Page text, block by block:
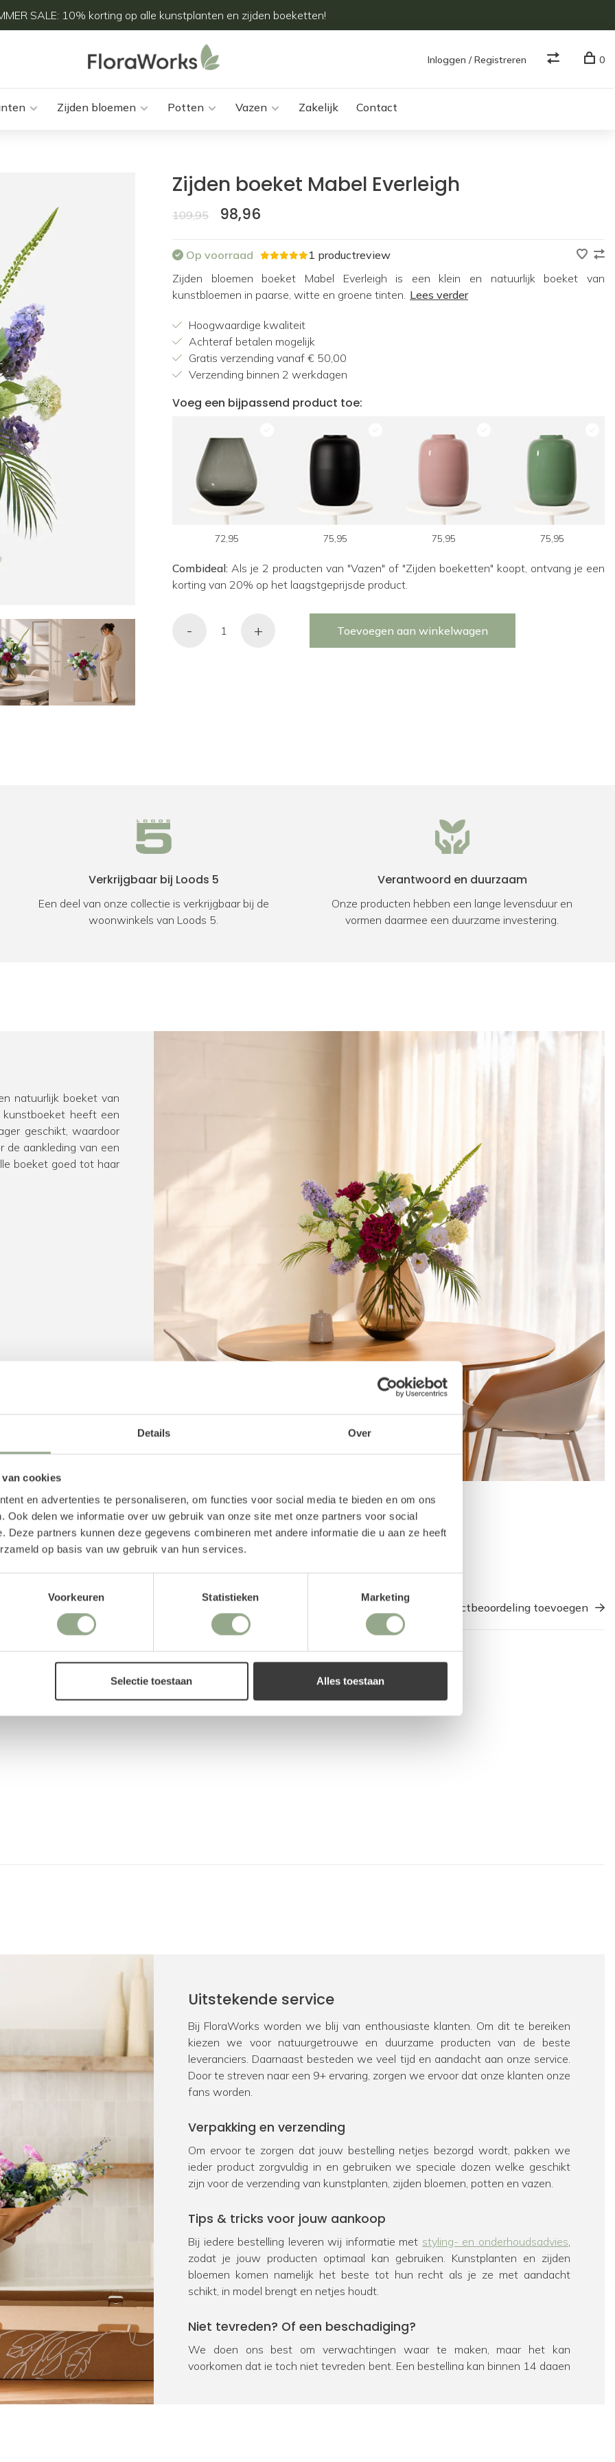
Details Over
van cookies
en advertenties te personaliseren, om functies voor social media te bieden en om ons
Ook delen we informatie over uw gebruik van onze site met onze partners voor social
Deze partners kunnen deze gegevens combineren met andere informatie die u aan ze heeft
op basis van uw gebruik van hun services.
Voorkeuren Statistieken Marketing
Selectie toestaan Alles toestaan
SALE: 10% korting op alle kunstplanten en zijden boeketten!
Zijden bloemen Potten Vazen Zakelijk Contact
Inloggen / Registreren 0
Zijden boeket Mabel Everleigh
109,95 98,96
Op voorraad
1 productreview
Zijden bloemen boeket Mabel Everleigh is een klein en natuurlijk boeket van
kunstbloemen in paarse, witte en groene tinten. Lees verder
Hoogwaardige kwaliteit
Achteraf betalen mogelijk
Gratis verzending vanaf € 50,00
Verzending binnen 2 werkdagen
Voeg een bijpassend product toe:
72,95 75,95 75,95 75,95
Combideal: Als je 2 producten van "Vazen" of "Zijden boeketten" koopt, ontvang je een
korting van 20% op het laagstgeprijsde product.
- + Toevoegen aan winkelwagen
Verkrijgbaar bij Loods 5
Een deel van onze collectie is verkrijgbaar bij de
woonwinkels van Loods 5.
Verantwoord en duurzaam
Onze producten hebben een lange levensduur en
vormen daarmee een duurzame investering.
natuurlijk boeket van
heeft een
geschikt, waardoor
de aankleding van een
boeket goed tot haar
de 25 en 30 cm hoog
zijden boeket mooi bij
Voeg aan jouw
voor dit kunstboeket
de geur van verse
parfum is speciaal
geur een
Mabel Everleigh
het boeket naar jouw
te voegen. Uiteraard
Productreviews
Een productbeoordeling toevoegen
Uitstekende service
Bij FloraWorks worden we blij van enthousiaste klanten. Om dit te bereiken
kiezen we voor natuurgetrouwe en duurzame producten van de beste
leveranciers. Daarnaast besteden we veel tijd en aandacht aan onze service.
Door te streven naar een 9+ ervaring, zorgen we ervoor dat onze klanten onze
fans worden.
Verpakking en verzending
Om ervoor te zorgen dat jouw bestelling netjes bezorgd wordt, pakken we
ieder product zorgvuldig in en gebruiken we speciale dozen welke geschikt
zijn voor de verzending van kunstplanten, zijden bloemen, potten en vazen.
Tips & tricks voor jouw aankoop
Bij iedere bestelling leveren wij informatie met styling- en onderhoudsadvies,
zodat je jouw producten optimaal kan gebruiken. Kunstplanten en zijden
bloemen komen namelijk het beste tot hun recht als je ze met aandacht
schikt, in model brengt en netjes houdt.
Niet tevreden? Of een beschadiging?
We doen ons best om verwachtingen waar te maken, maar het kan
voorkomen dat je toch niet tevreden bent. Een bestelling kan binnen 14 dagen